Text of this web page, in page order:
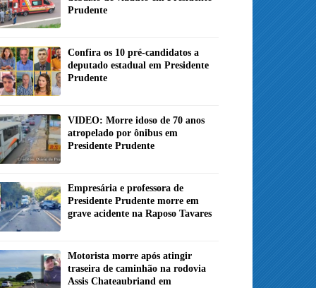
Prudente
Confira os 10 pré-candidatos a
deputado estadual em Presidente
Prudente
VIDEO: Morre idoso de 70 anos
atropelado por ônibus em
Presidente Prudente
Empresária e professora de
Presidente Prudente morre em
grave acidente na Raposo Tavares
Motorista morre após atingir
traseira de caminhão na rodovia
Assis Chateaubriand em